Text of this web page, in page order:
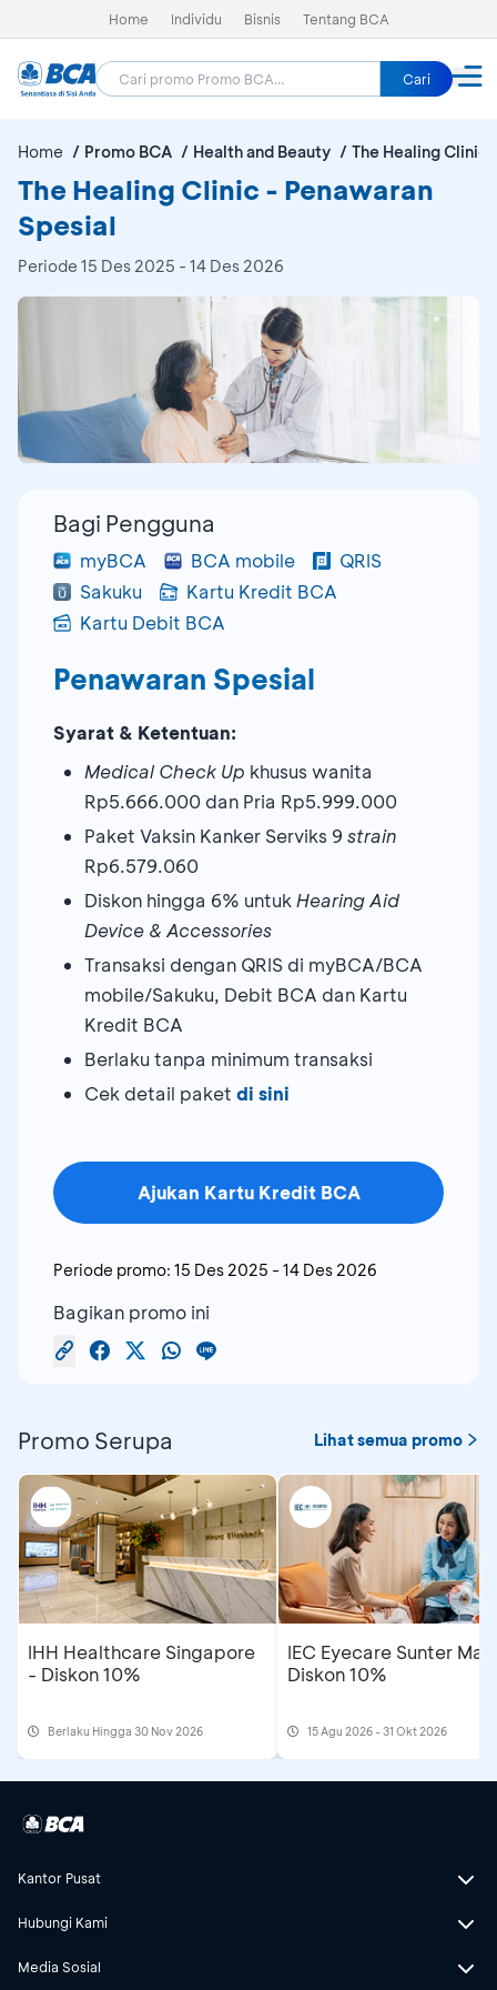
Home Individu Bisnis Tentang BCA
Cari
Home Promo BCA Health and Beauty The Healing Clinic
The Healing Clinic - Penawaran
Spesial
Periode 15 Des 2025 - 14 Des 2026
Bagi Pengguna
myBCA BCA mobile
QRIS
Sakuku
Kartu Kredit BCA
Kartu Debit BCA
Penawaran Spesial
Syarat & Ketentuan:
Medical Check Up khusus wanita
Rp5.666.000 dan Pria Rp5.999.000
Paket Vaksin Kanker Serviks 9 strain
Rp6.579.060
Diskon hingga 6% untuk Hearing Aid
Device & Accessories
Transaksi dengan QRIS di myBCA/BCA
mobile/Sakuku, Debit BCA dan Kartu
Kredit BCA
Berlaku tanpa minimum transaksi
Cek detail paket di sini
Ajukan Kartu Kredit BCA
Periode promo: 15 Des 2025 - 14 Des 2026
Bagikan promo ini
Promo Serupa Lihat semua promo
IHH Healthcare Singapore
- Diskon 10%
Berlaku Hingga 30 Nov 2026
IEC Eyecare Sunter
Diskon 10%
15 Agu 2026 - 31 Okt 2026
Kantor Pusat
Hubungi Kami
Media Sosial